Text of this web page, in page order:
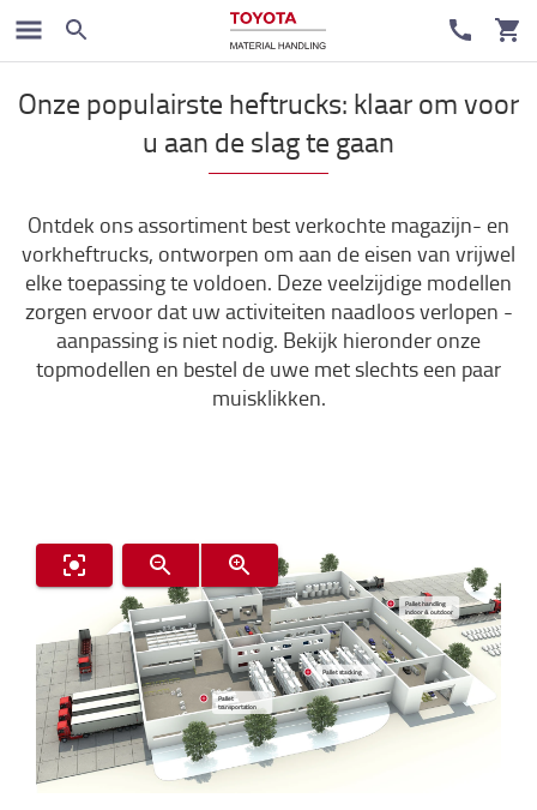
Magazijn en heftrucks
Onze populairste heftrucks: klaar om voor
u aan de slag te gaan
Ontdek ons assortiment best verkochte magazijn- en
vorkheftrucks, ontworpen om aan de eisen van vrijwel
elke toepassing te voldoen. Deze veelzijdige modellen
zorgen ervoor dat uw activiteiten naadloos verlopen -
aanpassing is niet nodig. Bekijk hieronder onze
topmodellen en bestel de uwe met slechts een paar
muisklikken.
Pallet
transportation
Pallet stacking
Pallet handling
indoor & outdoor